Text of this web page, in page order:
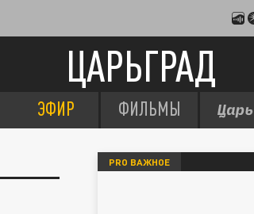
ЦАРЬГРАД
ЭФИР ФИЛЬМЫ
PRO ВАЖНОЕ